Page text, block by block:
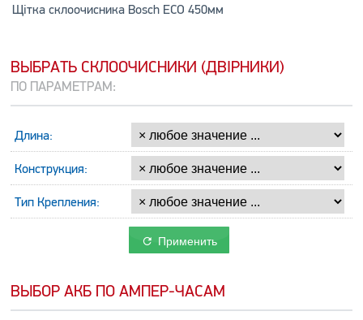
Щітка склоочисника Bosch ECO 450мм
ВЫБРАТЬ СКЛООЧИСНИКИ (ДВІРНИКИ)
ПО ПАРАМЕТРАМ:
Длина:
Конструкция:
Тип Крепления:
Применить
ВЫБОР АКБ ПО АМПЕР-ЧАСАМ